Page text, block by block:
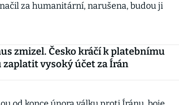
za humanitární, narušena, budou ji
zmizel. Česko kráčí k platebnímu
vysoký účet za Írán